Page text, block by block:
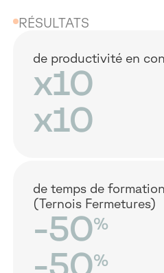
RÉSULTATS
de productivité en
x10
x10
de temps de
(Ternois Fermetures)
-50%
%